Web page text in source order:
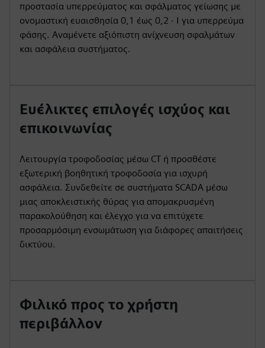
προστασία υπερρεύματος και σφάλματος γείωσης με
ονομαστική ευαισθησία 0,1 έως 0,2 ⋅ Ι για υπερρεύμα
φάσης. Αναμένετε αξιόπιστη ανίχνευση σφαλμάτων
και ασφάλεια συστήματος.
Ευέλικτες επιλογές ισχύος και
επικοινωνίας
Λειτουργία τροφοδοσίας μέσω CT ή προσθέστε
εξωτερική βοηθητική τροφοδοσία για ισχυρή
ασφάλεια. Συνδεθείτε σε συστήματα SCADA μέσω
μιας αποκλειστικής θύρας για απομακρυσμένη
παρακολούθηση και έλεγχο για να επιτύχετε
προσαρμόσιμη ενσωμάτωση για διάφορες απαιτήσεις
δικτύου.
Φιλικό προς το χρήστη
περιβάλλον